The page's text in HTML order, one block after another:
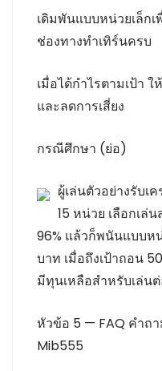
เดิมพันแบบหน่วยเล็กเ
ช่องทางทำเทิร์นครบ
เมื่อได้กำไรตามเป้า
และลดการเสี่ยง
กรณีศึกษา (ย่อ)
ผู้เล่นตัวอย่างรับเ
15 หน่วย เลือกเล่
96% แล้วก็พนันแบบหน่
บาท เมื่อถึงเป้าถอน
มีทุนเหลือสำหรับเล่น
หัวข้อ 5 — FAQ คำถ
Mib555